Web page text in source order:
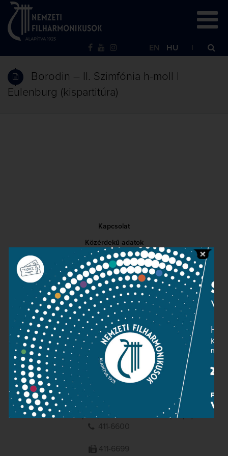
EN HU
Borodin – II. Szimfónia h-moll |
Eulenburg (kispartitúra)
Kapcsolat
Közérdekű adatok
Sajtószoba
Adatvédelem
Impresszum
NEMZETI
FILHARMONIKUSOK
1095 Budapest, Komor Marcell u. 1. (Müpa)
411-6600
411-6699